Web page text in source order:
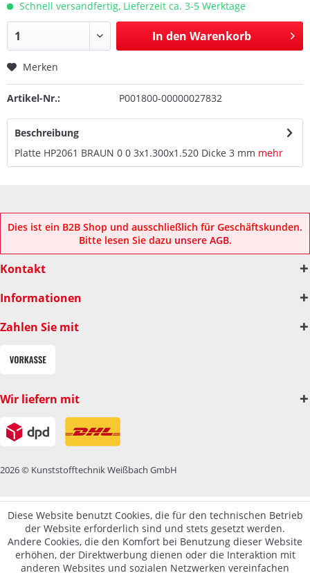
Schnell versandfertig, Lieferzeit ca. 3-5 Werktage
In den Warenkorb
Merken
Artikel-Nr.: P001800-00000027832
Beschreibung
Platte HP2061 BRAUN 0 0 3x1.300x1.520 Dicke 3 mm mehr
Dies ist ein B2B Shop und ausschließlich für Geschäftskunden.
Bitte lesen Sie dazu unsere AGB.
Kontakt
Informationen
Zahlen Sie mit
Wir liefern mit
2026 © Kunststofftechnik Weißbach GmbH
Diese Website benutzt Cookies, die für den technischen Betrieb
der Website erforderlich sind und stets gesetzt werden.
Andere Cookies, die den Komfort bei Benutzung dieser Website
erhöhen, der Direktwerbung dienen oder die Interaktion mit
anderen Websites und sozialen Netzwerken vereinfachen